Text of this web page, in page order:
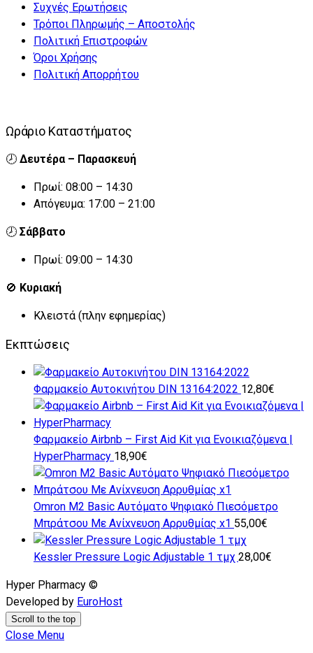
Συχνές Ερωτήσεις
Τρόποι Πληρωμής – Αποστολής
Πολιτική Επιστροφών
Όροι Χρήσης
Πολιτική Απορρήτου
Ωράριο Καταστήματος
🕗 Δευτέρα – Παρασκευή
Πρωί: 08:00 – 14:30
Απόγευμα: 17:00 – 21:00
🕗 Σάββατο
Πρωί: 09:00 – 14:30
🚫 Κυριακή
Κλειστά (πλην εφημερίας)
Εκπτώσεις
Φαρμακείο Αυτοκινήτου DIN 13164:2022 12,80€
Φαρμακείο Airbnb – First Aid Kit για Ενοικιαζόμενα |
HyperPharmacy 18,90€
Omron M2 Basic Αυτόματο Ψηφιακό Πιεσόμετρο
Μπράτσου Με Ανίxνευση Αρρυθμίας x1 55,00€
Kessler Pressure Logic Adjustable 1 τμχ 28,00€
Hyper Pharmacy ©
Developed by EuroHost
Scroll to the top
Close Menu